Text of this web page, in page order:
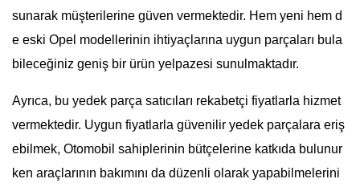
sunarak müşterilerine güven vermektedir. Hem yeni hem d
e eski Opel modellerinin ihtiyaçlarına uygun parçaları bula
bileceğiniz geniş bir ürün yelpazesi sunulmaktadır.
Ayrıca, bu yedek parça satıcıları rekabetçi fiyatlarla hizmet
vermektedir. Uygun fiyatlarla güvenilir yedek parçalara eriş
ebilmek, Otomobil sahiplerinin bütçelerine katkıda bulunur
ken araçlarının bakımını da düzenli olarak yapabilmelerini